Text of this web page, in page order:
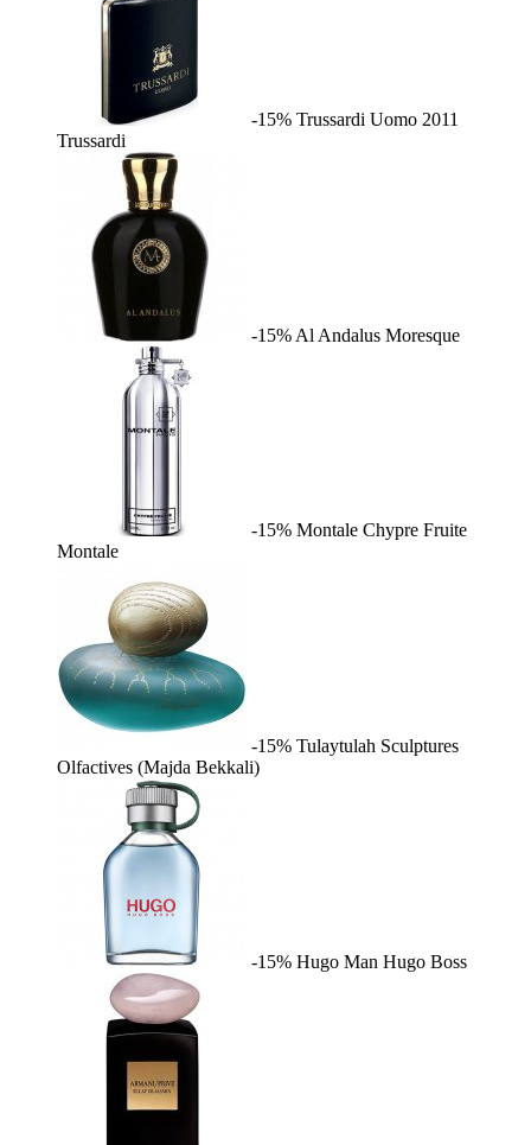
-15% Trussardi Uomo 2011
Trussardi
-15% Al Andalus Moresque
-15% Montale Chypre Fruite
Montale
-15% Tulaytulah Sculptures
Olfactives (Majda Bekkali)
-15% Hugo Man Hugo Boss